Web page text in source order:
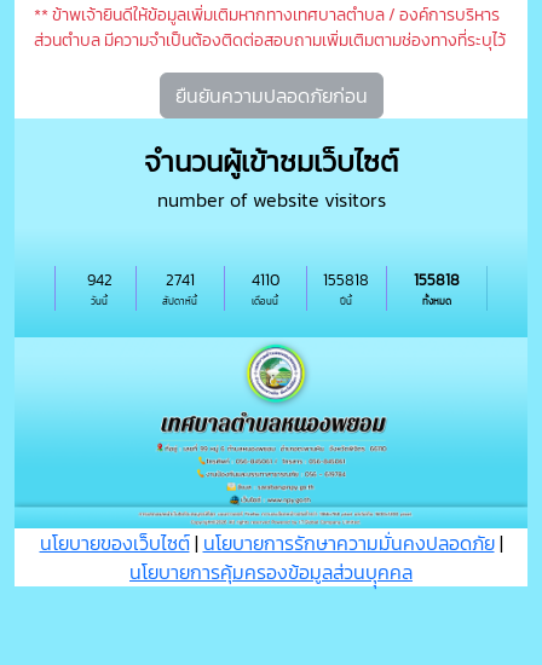
** ข้าพเจ้ายินดีให้ข้อมูลเพิ่มเติมหากทางเทศบาลตำบล / องค์การบริหาร
ส่วนตำบล มีความจำเป็นต้องติดต่อสอบถามเพิ่มเติมตามช่องทางที่ระบุไว้
ยืนยันความปลอดภัยก่อน
จำนวนผู้เข้าชมเว็บไซต์
number of website visitors
วันนี้
942
สัปดาห์นี้
2741
เดือนนี้
4110
ปีนี้
155818
ทั้งหมด
155818
นโยบายของเว็บไซต์| นโยบายการรักษาความมั่นคงปลอดภัย|
นโยบายการคุ้มครองข้อมูลส่วนบุุคคล